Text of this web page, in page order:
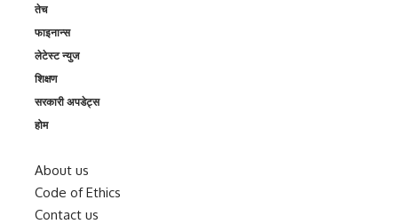
तेच
फाइनान्स
लेटेस्ट न्युज
शिक्षण
सरकारी अपडेट्स
होम
About us
Code of Ethics
Contact us